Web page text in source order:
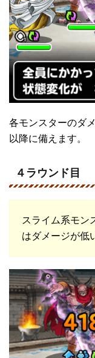
各モンスターのダ
以降に備えます。
４ラウンド目
スライム系モン
はダメージが低